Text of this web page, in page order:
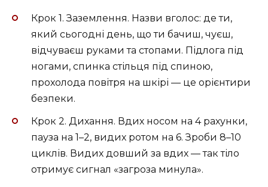
Крок 1. Заземлення. Назви вголос: де ти,
який сьогодні день, що ти бачиш, чуєш,
відчуваєш руками та стопами. Підлога під
ногами, спинка стільця під спиною,
прохолода повітря на шкірі — це орієнтири
безпеки.
Крок 2. Дихання. Вдих носом на 4 рахунки,
пауза на 1–2, видих ротом на 6. Зроби 8–10
циклів. Видих довший за вдих — так тіло
отримує сигнал «загроза минула».